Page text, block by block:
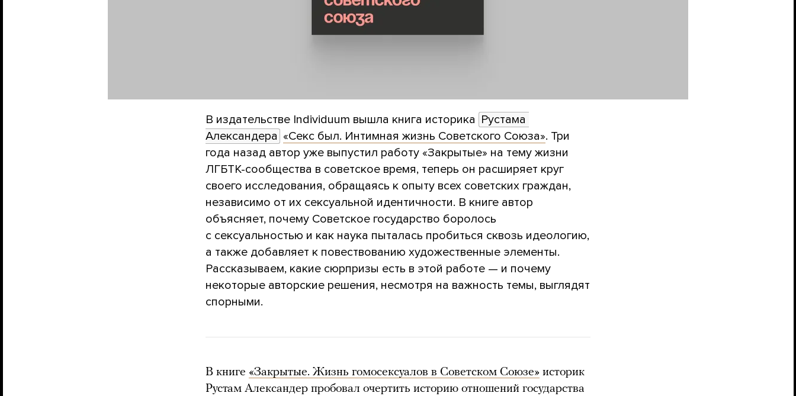
В издательстве Individuum вышла книга историка Рустама
Александера «Секс был. Интимная жизнь Советского Союза». Три
года назад автор уже выпустил работу «Закрытые» на тему жизни
ЛГБТК-сообщества в советское время, теперь он расширяет круг
своего исследования, обращаясь к опыту всех советских граждан,
независимо от их сексуальной идентичности. В книге автор
объясняет, почему Советское государство боролось
с сексуальностью и как наука пыталась пробиться сквозь идеологию,
а также добавляет к повествованию художественные элементы.
Рассказываем, какие сюрпризы есть в этой работе — и почему
некоторые авторские решения, несмотря на важность темы, выглядят
спорными.
В книге «Закрытые. Жизнь гомосексуалов в Советском Союзе» историк
Рустам Александер пробовал очертить историю отношений государства